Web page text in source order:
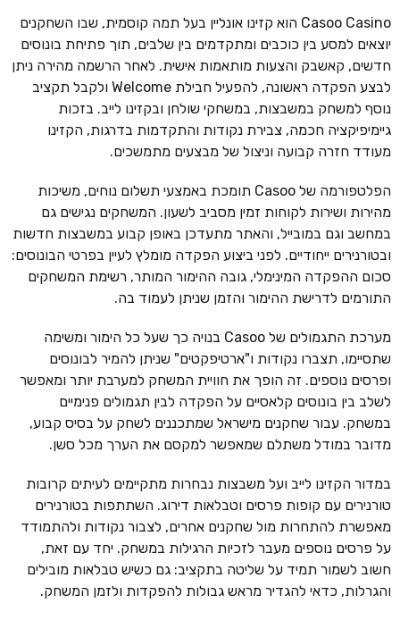
Casoo Casino הוא קזינו אונליין בעל תמה קוסמית, שבו השחקנים
יוצאים למסע בין כוכבים ומתקדמים בין שלבים, תוך פתיחת בונוסים
חדשים, קאשבק והצעות מותאמות אישית. לאחר הרשמה מהירה ניתן
לבצע הפקדה ראשונה, להפעיל חבילת Welcome ולקבל תקציב
נוסף למשחק במשבצות, במשחקי שולחן ובקזינו לייב. בזכות
גיימיפיקציה חכמה, צבירת נקודות והתקדמות בדרגות, הקזינו
מעודד חזרה קבועה וניצול של מבצעים מתמשכים.
הפלטפורמה של Casoo תומכת באמצעי תשלום נוחים, משיכות
מהירות ושירות לקוחות זמין מסביב לשעון. המשחקים נגישים גם
במחשב וגם במובייל, והאתר מתעדכן באופן קבוע במשבצות חדשות
ובטורנירים ייחודיים. לפני ביצוע הפקדה מומלץ לעיין בפרטי הבונוסים:
סכום ההפקדה המינימלי, גובה ההימור המותר, רשימת המשחקים
התורמים לדרישת ההימור והזמן שניתן לעמוד בה.
מערכת התגמולים של Casoo בנויה כך שעל כל הימור ומשימה
שתסיימו, תצברו נקודות ו"ארטיפקטים" שניתן להמיר לבונוסים
ופרסים נוספים. זה הופך את חוויית המשחק למערבת יותר ומאפשר
לשלב בין בונוסים קלאסיים על הפקדה לבין תגמולים פנימיים
במשחק. עבור שחקנים מישראל שמתכננים לשחק על בסיס קבוע,
מדובר במודל משתלם שמאפשר למקסם את הערך מכל סשן.
במדור הקזינו לייב ועל משבצות נבחרות מתקיימים לעיתים קרובות
טורנירים עם קופות פרסים וטבלאות דירוג. השתתפות בטורנירים
מאפשרת להתחרות מול שחקנים אחרים, לצבור נקודות ולהתמודד
על פרסים נוספים מעבר לזכיות הרגילות במשחק. יחד עם זאת,
חשוב לשמור תמיד על שליטה בתקציב: גם כשיש טבלאות מובילים
והגרלות, כדאי להגדיר מראש גבולות להפקדות ולזמן המשחק.